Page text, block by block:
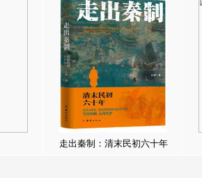
走出秦制：清末民初六十年